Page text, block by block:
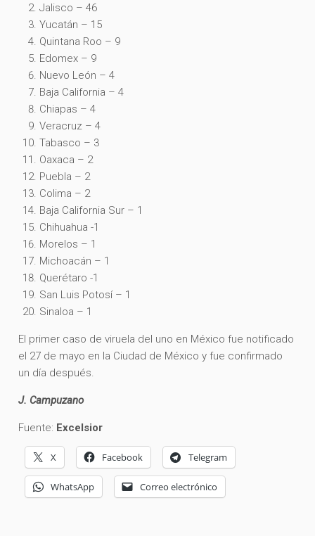
Jalisco – 46
Yucatán – 15
Quintana Roo – 9
Edomex – 9
Nuevo León – 4
Baja California – 4
Chiapas – 4
Veracruz – 4
Tabasco – 3
Oaxaca – 2
Puebla – 2
Colima – 2
Baja California Sur – 1
Chihuahua -1
Morelos – 1
Michoacán – 1
Querétaro -1
San Luis Potosí – 1
Sinaloa – 1
El primer caso de viruela del uno en México fue notificado
el 27 de mayo en la Ciudad de México y fue confirmado
un día después.
J. Campuzano
Fuente: Excelsior
X Facebook Telegram
WhatsApp Correo electrónico